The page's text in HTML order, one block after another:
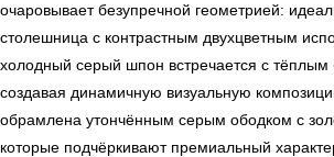
очаровывает безупречной геометрией:
столешница с контрастным двухцветным
холодный серый шпон встречается с тёплым
создавая динамичную визуальную
обрамлена утончённым серым ободком с
которые подчёркивают премиальный